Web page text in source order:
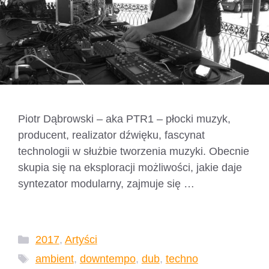
Piotr Dąbrowski – aka PTR1 – płocki muzyk,
producent, realizator dźwięku, fascynat
technologii w służbie tworzenia muzyki. Obecnie
skupia się na eksploracji możliwości, jakie daje
syntezator modularny, zajmuje się …
Kategorie
2017, Artyści
Tagi
ambient, downtempo, dub, techno